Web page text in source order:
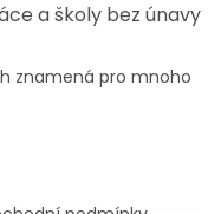
a školy bez únavy
znamená pro mnoho